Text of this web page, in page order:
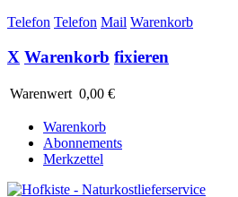
Telefon Telefon Mail Warenkorb
X Warenkorb fixieren
Warenwert 0,00 €
Warenkorb
Abonnements
Merkzettel